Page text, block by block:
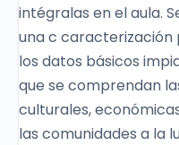
intégralas en el aula.
una c caracterización
los datos básicos
que se comprendan
culturales,
las comunidades a la